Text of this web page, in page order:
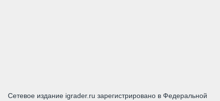
Сетевое издание igrader.ru зарегистрировано в Федеральной